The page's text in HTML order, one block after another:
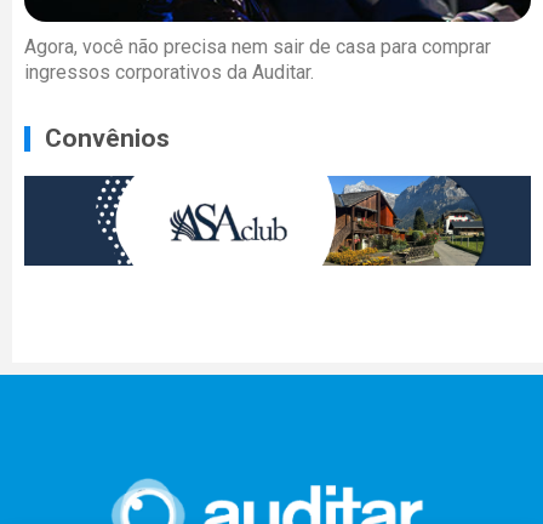
Agora, você não precisa nem sair de casa para comprar
ingressos corporativos da Auditar.
Convênios